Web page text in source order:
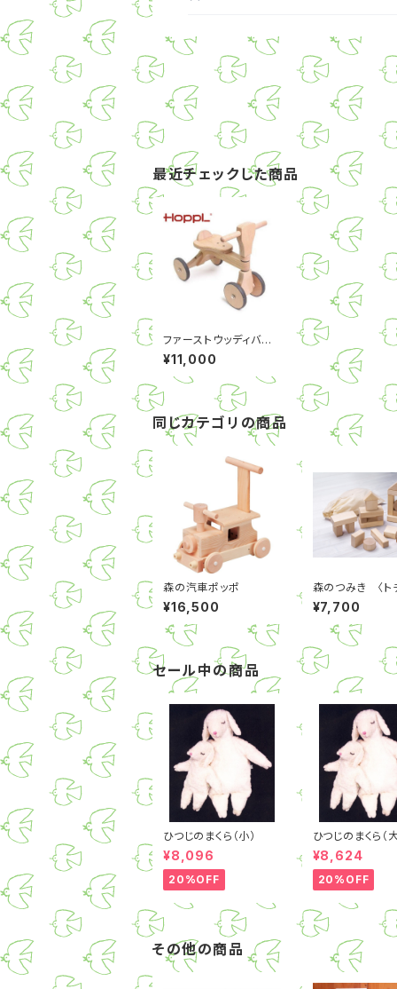
最近チェックした商品
ファーストウッディバイ
ク
¥11,000
同じカテゴリの商品
森の汽車ポッポ
¥16,500
森のつみき 〈ト
エデ〉
¥7,700
セール中の商品
ひつじのまくら（小）
¥8,096
20%OFF
ひつじのまくら（
¥8,624
20%OFF
その他の商品